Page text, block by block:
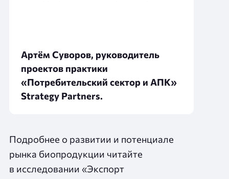
Артём Суворов, руководитель
проектов практики
«Потребительский сектор и АПК»
Strategy Partners.
Подробнее о развитии и потенциале
рынка биопродукции читайте
в исследовании «Экспорт